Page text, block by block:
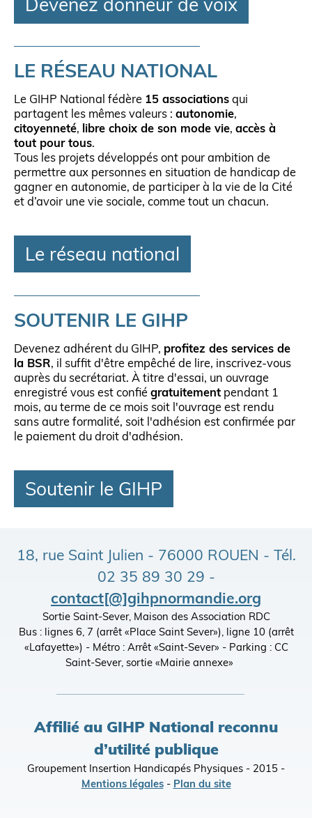
Devenez donneur de voix
LE RÉSEAU NATIONAL
Le GIHP National fédère 15 associations qui
partagent les mêmes valeurs : autonomie,
citoyenneté, libre choix de son mode vie, accès à
tout pour tous.
Tous les projets développés ont pour ambition de
permettre aux personnes en situation de handicap de
gagner en autonomie, de participer à la vie de la Cité
et d’avoir une vie sociale, comme tout un chacun.
Le réseau national
SOUTENIR LE GIHP
Devenez adhérent du GIHP, profitez des services de
la BSR, il suffit d'être empêché de lire, inscrivez-vous
auprès du secrétariat. À titre d'essai, un ouvrage
enregistré vous est confié gratuitement pendant 1
mois, au terme de ce mois soit l'ouvrage est rendu
sans autre formalité, soit l'adhésion est confirmée par
le paiement du droit d'adhésion.
Soutenir le GIHP
18, rue Saint Julien - 76000 ROUEN - Tél.
02 35 89 30 29 -
contact[@]gihpnormandie.org
Sortie Saint-Sever, Maison des Association RDC
Bus : lignes 6, 7 (arrêt «Place Saint Sever»), ligne 10 (arrêt
«Lafayette») - Métro : Arrêt «Saint-Sever» - Parking : CC
Saint-Sever, sortie «Mairie annexe»
Affilié au GIHP National reconnu
d’utilité publique
Groupement Insertion Handicapés Physiques - 2015 -
Mentions légales- Plan du site